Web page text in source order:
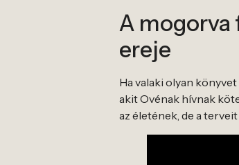
A mogorva
ereje
Ha valaki olyan
akit Ovénak hívnak
az életének, de a